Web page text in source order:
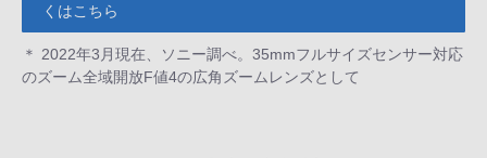
くはこちら
＊ 2022年3月現在、ソニー調べ。35mmフルサイズセンサー対応
のズーム全域開放F値4の広角ズームレンズとして